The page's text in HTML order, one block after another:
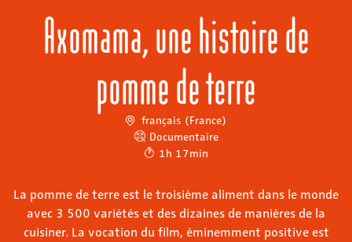
Axomama, une histoire de
pomme de terre
français (France)
Documentaire
1h 17min
La pomme de terre est le troisième aliment dans le monde
avec 3 500 variétés et des dizaines de manières de la
cuisiner. La vocation du film, éminemment positive est